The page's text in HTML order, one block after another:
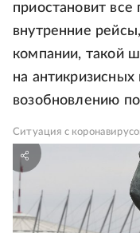
приостановит
внутренние
компании, такой
на
возобновлению
Ситуация с